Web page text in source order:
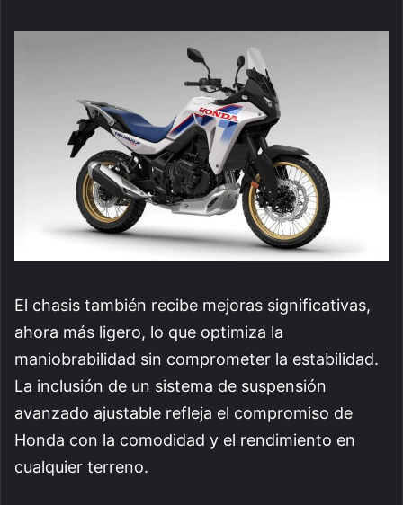
El chasis también recibe mejoras significativas,
ahora más ligero, lo que optimiza la
maniobrabilidad sin comprometer la estabilidad.
La inclusión de un sistema de suspensión
avanzado ajustable refleja el compromiso de
Honda con la comodidad y el rendimiento en
cualquier terreno.